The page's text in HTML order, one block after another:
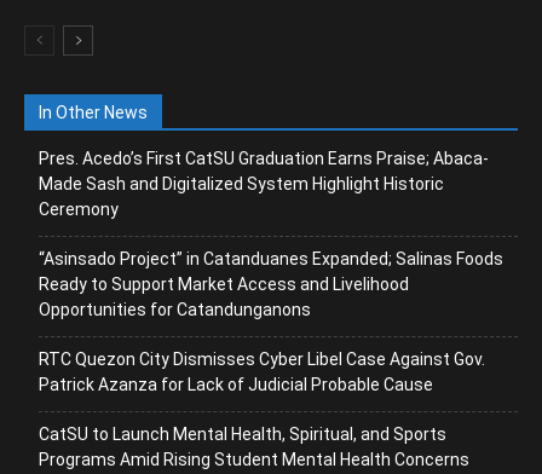
In Other News
Pres. Acedo’s First CatSU Graduation Earns Praise; Abaca-
Made Sash and Digitalized System Highlight Historic
Ceremony
“Asinsado Project” in Catanduanes Expanded; Salinas Foods
Ready to Support Market Access and Livelihood
Opportunities for Catandunganons
RTC Quezon City Dismisses Cyber Libel Case Against Gov.
Patrick Azanza for Lack of Judicial Probable Cause
CatSU to Launch Mental Health, Spiritual, and Sports
Programs Amid Rising Student Mental Health Concerns